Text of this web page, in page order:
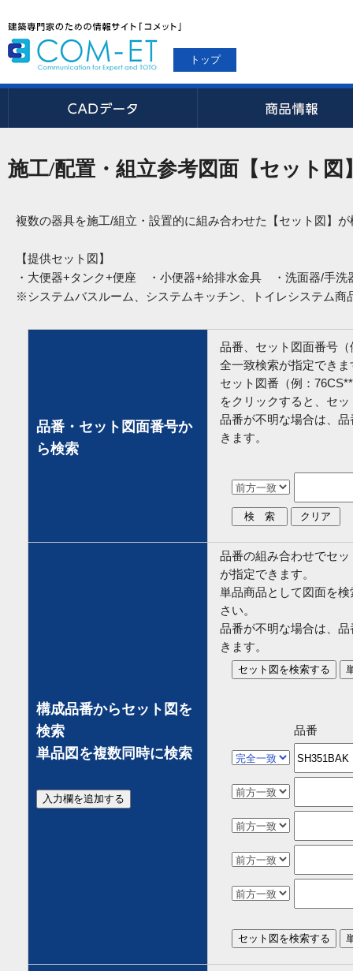
トップ
施工/配置・組立参考図面【セット図
複数の器具を施工/組立・設置的に組み合わせた【セット図】
【提供セット図】
・大便器+タンク+便座 ・小便器+給排水金具 ・洗面器/
※システムバスルーム、システムキッチン、トイレシステム商
品番・セット図面番号か
ら検索
品番、セット図面番号
全一致検索が指定できま
セット図番（例：
をクリックすると、セ
品番が不明な場合は、
きます。
構成品番からセット図を
検索
単品図を複数同時に検索
品番の組み合わせでセ
が指定できます。
単品商品として図面を
さい。
品番が不明な場合は、
きます。
品番